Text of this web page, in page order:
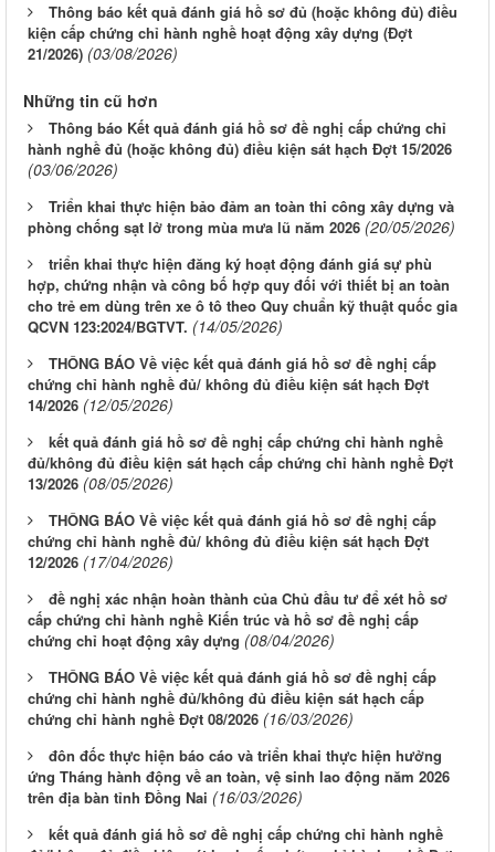
Thông báo kết quả đánh giá hồ sơ đủ (hoặc không đủ) điều
kiện cấp chứng chỉ hành nghề hoạt động xây dựng (Đợt
21/2026) (03/08/2026)
Những tin cũ hơn
Thông báo Kết quả đánh giá hồ sơ đề nghị cấp chứng chỉ
hành nghề đủ (hoặc không đủ) điều kiện sát hạch Đợt 15/2026
(03/06/2026)
Triển khai thực hiện bảo đảm an toàn thi công xây dựng và
phòng chống sạt lở trong mùa mưa lũ năm 2026 (20/05/2026)
triển khai thực hiện đăng ký hoạt động đánh giá sự phù
hợp, chứng nhận và công bố hợp quy đối với thiết bị an toàn
cho trẻ em dùng trên xe ô tô theo Quy chuẩn kỹ thuật quốc gia
QCVN 123:2024/BGTVT. (14/05/2026)
THÔNG BÁO Về việc kết quả đánh giá hồ sơ đề nghị cấp
chứng chỉ hành nghề đủ/ không đủ điều kiện sát hạch Đợt
14/2026 (12/05/2026)
kết quả đánh giá hồ sơ đề nghị cấp chứng chỉ hành nghề
đủ/không đủ điều kiện sát hạch cấp chứng chỉ hành nghề Đợt
13/2026 (08/05/2026)
THÔNG BÁO Về việc kết quả đánh giá hồ sơ đề nghị cấp
chứng chỉ hành nghề đủ/ không đủ điều kiện sát hạch Đợt
12/2026 (17/04/2026)
đề nghị xác nhận hoàn thành của Chủ đầu tư để xét hồ sơ
cấp chứng chỉ hành nghề Kiến trúc và hồ sơ đề nghị cấp
chứng chỉ hoạt động xây dựng (08/04/2026)
THÔNG BÁO Về việc kết quả đánh giá hồ sơ đề nghị cấp
chứng chỉ hành nghề đủ/không đủ điều kiện sát hạch cấp
chứng chỉ hành nghề Đợt 08/2026 (16/03/2026)
đôn đốc thực hiện báo cáo và triển khai thực hiện hưởng
ứng Tháng hành động về an toàn, vệ sinh lao động năm 2026
trên địa bàn tỉnh Đồng Nai (16/03/2026)
kết quả đánh giá hồ sơ đề nghị cấp chứng chỉ hành nghề